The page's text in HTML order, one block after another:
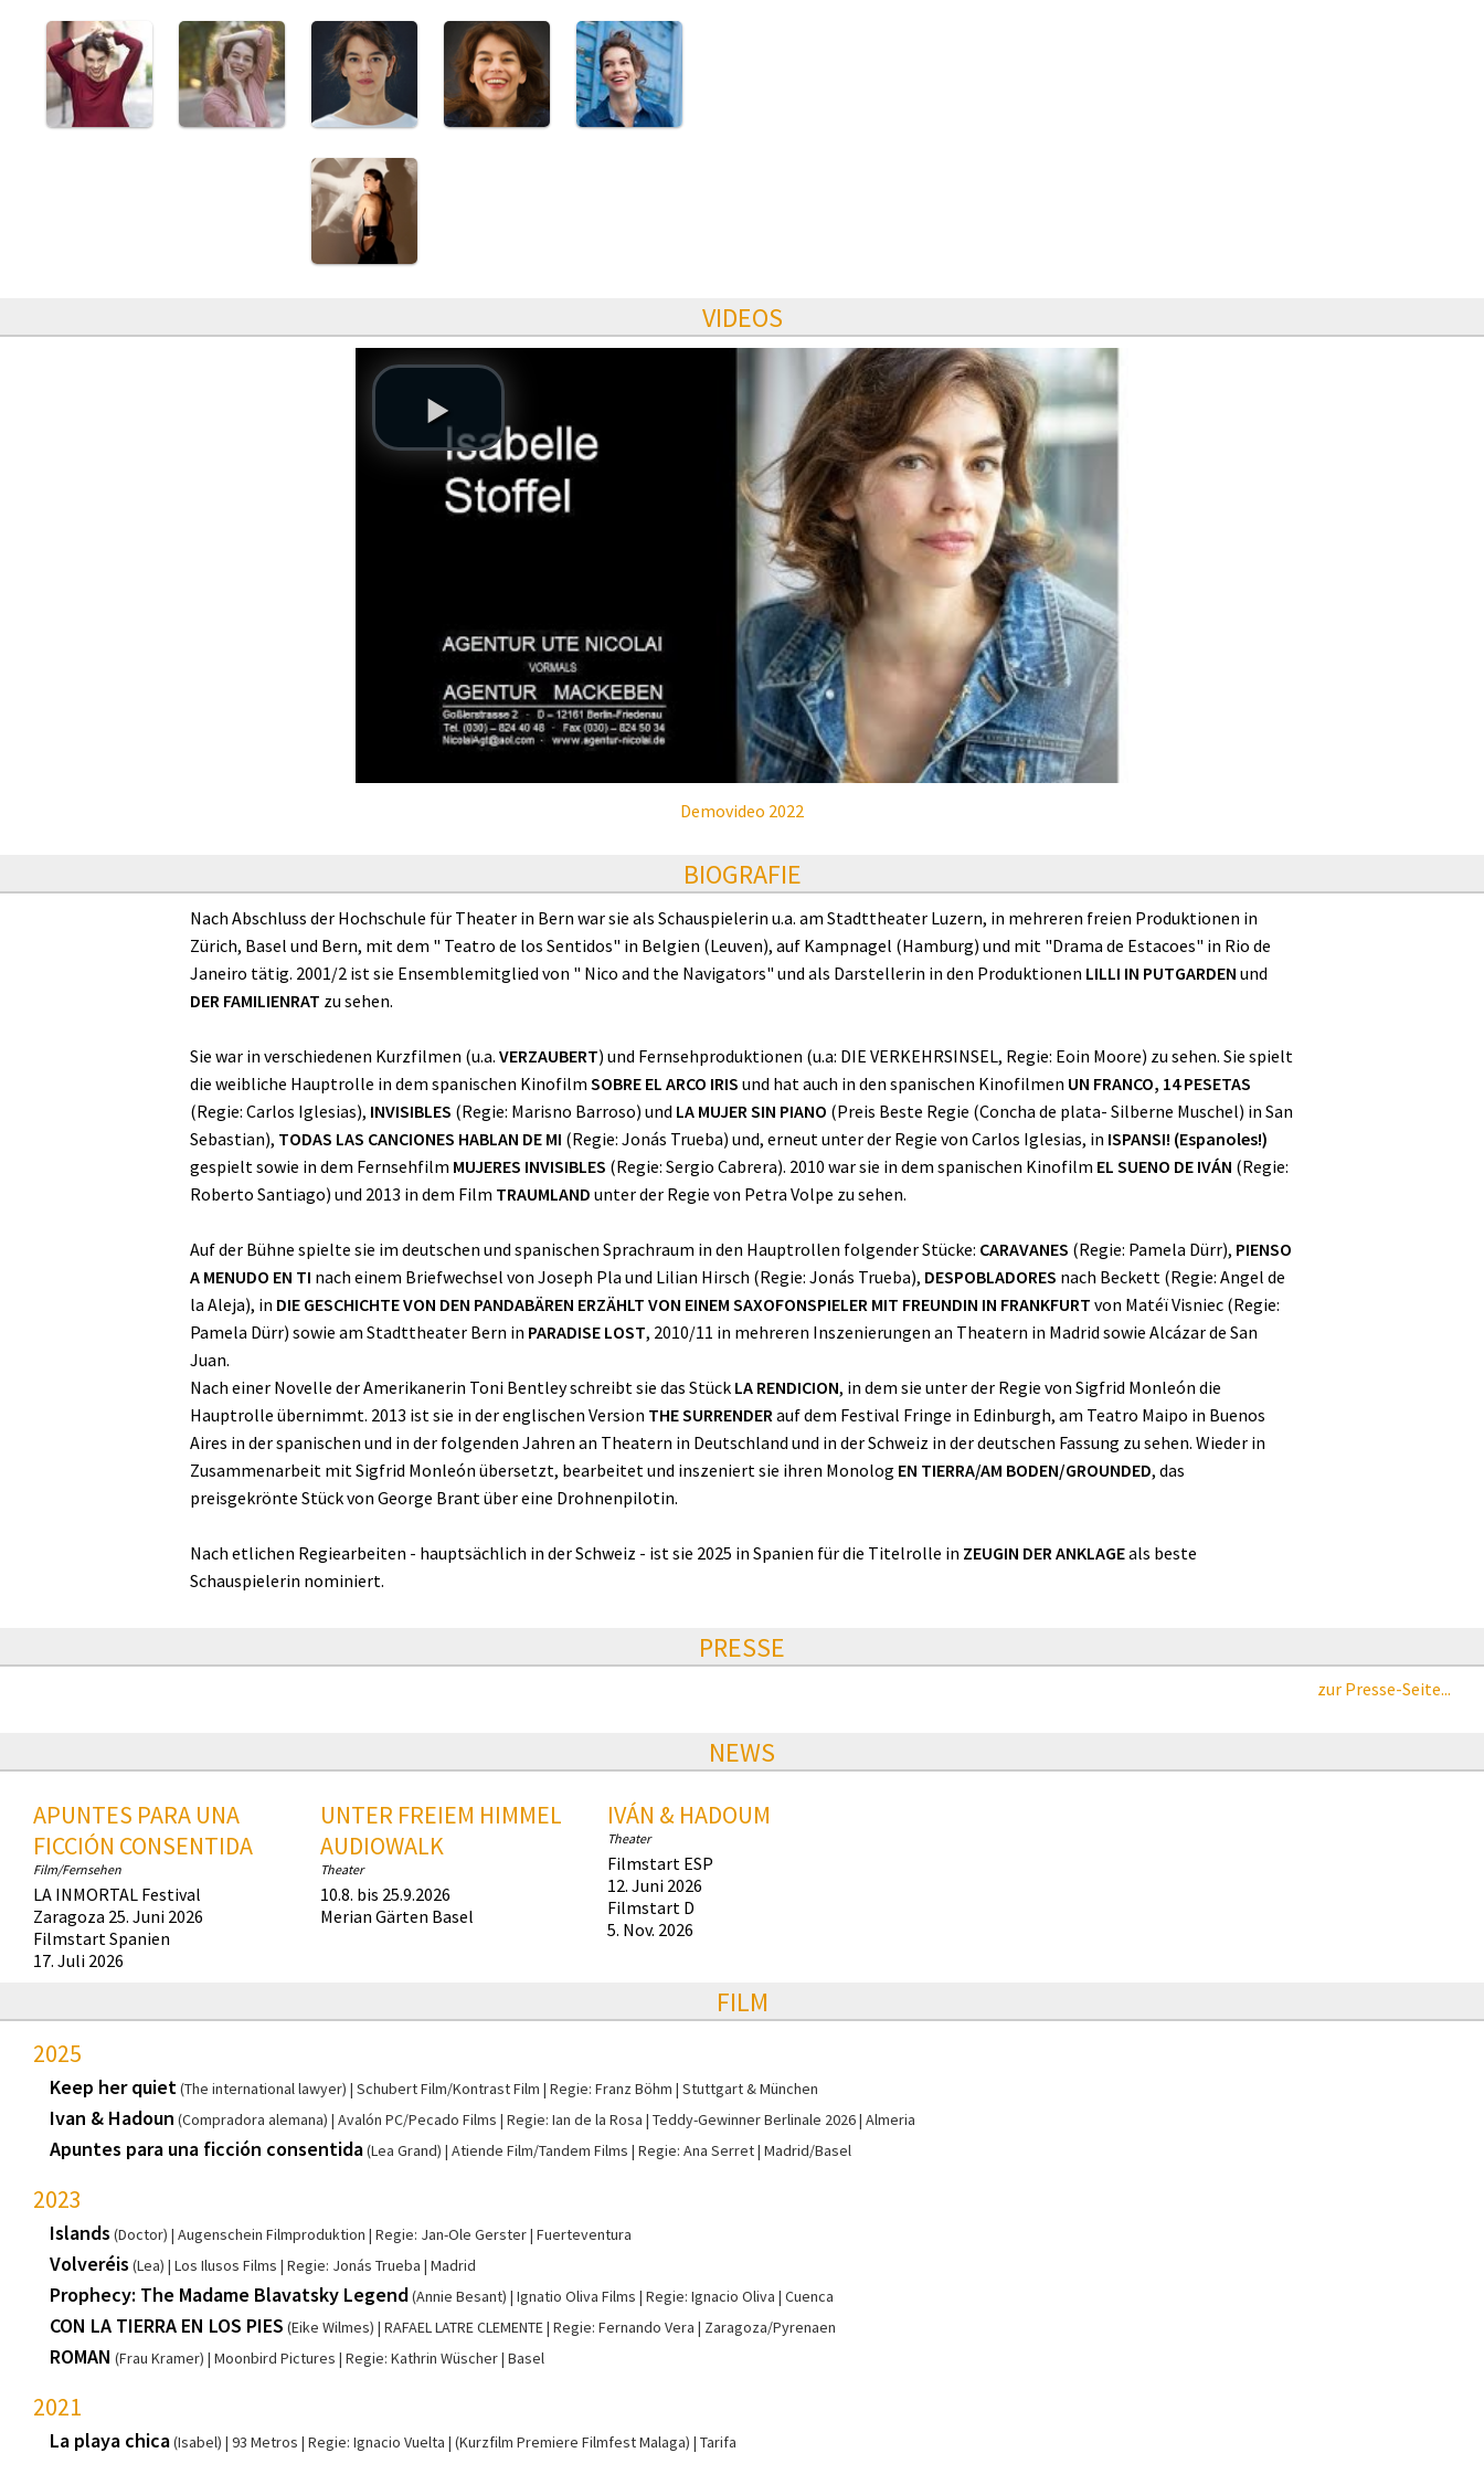
VIDEOS
Demovideo 2022
BIOGRAFIE
Nach Abschluss der Hochschule für Theater in Bern war sie als Schauspielerin u.a. am Stadttheater Luzern, in mehreren freien Produktionen in
Zürich, Basel und Bern, mit dem " Teatro de los Sentidos" in Belgien (Leuven), auf Kampnagel (Hamburg) und mit "Drama de Estacoes" in Rio de
Janeiro tätig. 2001/2 ist sie Ensemblemitglied von " Nico and the Navigators" und als Darstellerin in den Produktionen LILLI IN PUTGARDEN und
DER FAMILIENRAT zu sehen.
Sie war in verschiedenen Kurzfilmen (u.a. VERZAUBERT) und Fernsehproduktionen (u.a: DIE VERKEHRSINSEL, Regie: Eoin Moore) zu sehen. Sie spielt
die weibliche Hauptrolle in dem spanischen Kinofilm SOBRE EL ARCO IRIS und hat auch in den spanischen Kinofilmen UN FRANCO, 14 PESETAS
(Regie: Carlos Iglesias), INVISIBLES (Regie: Marisno Barroso) und LA MUJER SIN PIANO (Preis Beste Regie (Concha de plata- Silberne Muschel) in San
Sebastian), TODAS LAS CANCIONES HABLAN DE MI (Regie: Jonás Trueba) und, erneut unter der Regie von Carlos Iglesias, in ISPANSI! (Espanoles!)
gespielt sowie in dem Fernsehfilm MUJERES INVISIBLES (Regie: Sergio Cabrera). 2010 war sie in dem spanischen Kinofilm EL SUENO DE IVÁN (Regie:
Roberto Santiago) und 2013 in dem Film TRAUMLAND unter der Regie von Petra Volpe zu sehen.
Auf der Bühne spielte sie im deutschen und spanischen Sprachraum in den Hauptrollen folgender Stücke: CARAVANES (Regie: Pamela Dürr), PIENSO
A MENUDO EN TI nach einem Briefwechsel von Joseph Pla und Lilian Hirsch (Regie: Jonás Trueba), DESPOBLADORES nach Beckett (Regie: Angel de
la Aleja), in DIE GESCHICHTE VON DEN PANDABÄREN ERZÄHLT VON EINEM SAXOFONSPIELER MIT FREUNDIN IN FRANKFURT von Matéï Visniec (Regie:
Pamela Dürr) sowie am Stadttheater Bern in PARADISE LOST, 2010/11 in mehreren Inszenierungen an Theatern in Madrid sowie Alcázar de San
Juan.
Nach einer Novelle der Amerikanerin Toni Bentley schreibt sie das Stück LA RENDICION, in dem sie unter der Regie von Sigfrid Monleón die
Hauptrolle übernimmt. 2013 ist sie in der englischen Version THE SURRENDERauf dem Festival Fringe in Edinburgh, am Teatro Maipo in Buenos
Aires in der spanischen und in der folgenden Jahren an Theatern in Deutschland und in der Schweiz in der deutschen Fassung zu sehen. Wieder in
Zusammenarbeit mit Sigfrid Monleón übersetzt, bearbeitet und inszeniert sie ihren Monolog EN TIERRA/AM BODEN/GROUNDED, das
preisgekrönte Stück von George Brant über eine Drohnenpilotin.
Nach etlichen Regiearbeiten - hauptsächlich in der Schweiz - ist sie 2025 in Spanien für die Titelrolle in ZEUGIN DER ANKLAGEals beste
Schauspielerin nominiert.
PRESSE
zur Presse-Seite...
NEWS
APUNTES PARA UNA
FICCIÓN CONSENTIDA
Film/Fernsehen
LA INMORTAL Festival
Zaragoza 25. Juni 2026
Filmstart Spanien
17. Juli 2026
UNTER FREIEM HIMMEL
AUDIOWALK
Theater
10.8. bis 25.9.2026
Merian Gärten Basel
IVÁN & HADOUM
Theater
Filmstart ESP
12. Juni 2026
Filmstart D
5. Nov. 2026
FILM
2025
Keep her quiet(The international lawyer) Schubert Film/Kontrast Film Regie: Franz Böhm Stuttgart & München
Ivan & Hadoun (Compradora alemana) Avalón PC/Pecado Films Regie: Ian de la Rosa Teddy-Gewinner Berlinale 2026 Almeria
Apuntes para una ficción consentida(Lea Grand) Atiende Film/Tandem Films Regie: Ana Serret Madrid/Basel
2023
Islands (Doctor) Augenschein Filmproduktion Regie: Jan-Ole Gerster Fuerteventura
Volveréis (Lea) Los Ilusos Films Regie: Jonás Trueba Madrid
Prophecy: The Madame Blavatsky Legend(Annie Besant) Ignatio Oliva Films Regie: Ignacio Oliva Cuenca
CON LA TIERRA EN LOS PIES (Eike Wilmes) RAFAEL LATRE CLEMENTE Regie: Fernando Vera Zaragoza/Pyrenaen
ROMAN (Frau Kramer) Moonbird Pictures Regie: Kathrin Wüscher Basel
2021
La playa chica(Isabel) 93 Metros Regie: Ignacio Vuelta (Kurzfilm Premiere Filmfest Malaga) Tarifa